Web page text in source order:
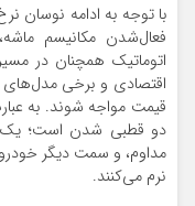
با توجه به ادامه نوسان
فعال‌شدن مکانیسم
اتوماتیک همچنان در
اقتصادی و برخی
قیمت مواجه شوند. به
دو قطبی شدن است؛ یک
مداوم، و سمت دیگر
نرم می‌کنند.